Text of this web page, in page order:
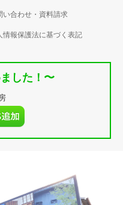
い合わせ・資料請求
情報保護法に基づく表記
した！〜